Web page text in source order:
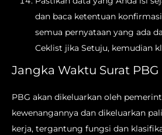
dan baca ketentuan
semua pernyataan yang ada
Ceklist jika Setuju, kemudian
Jangka Waktu Surat PBG
PBG akan dikeluarkan oleh
kewenangannya dan dikeluarkan
kerja, tergantung fungsi dan